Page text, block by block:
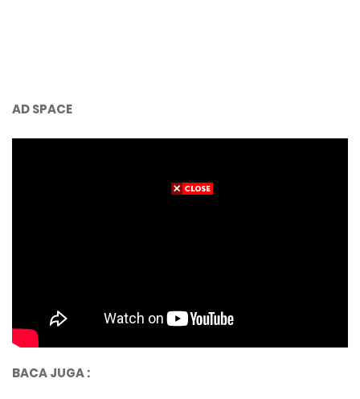
AD SPACE
BACA JUGA :